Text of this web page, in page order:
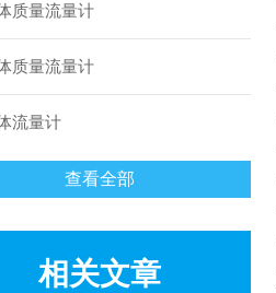
质量流量计
质量流量计
流量计
查看全部
相关文章